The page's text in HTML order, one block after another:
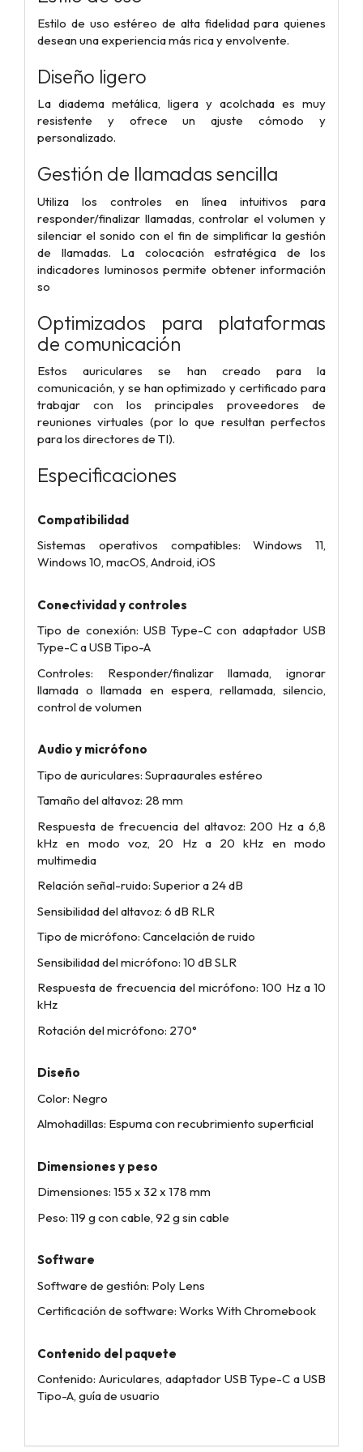
Estilo de uso estéreo de alta fidelidad para quienes
desean una experiencia más rica y envolvente.
Diseño ligero
La diadema metálica, ligera y acolchada es muy
resistente y ofrece un ajuste cómodo y
personalizado.
Gestión de llamadas sencilla
Utiliza los controles en línea intuitivos para
responder/finalizar llamadas, controlar el volumen y
silenciar el sonido con el fin de simplificar la gestión
de llamadas. La colocación estratégica de los
indicadores luminosos permite obtener información
so
Optimizados para plataformas
de comunicación
Estos auriculares se han creado para la
comunicación, y se han optimizado y certificado para
trabajar con los principales proveedores de
reuniones virtuales (por lo que resultan perfectos
para los directores de TI).
Especificaciones
Compatibilidad
Sistemas operativos compatibles: Windows 11,
Windows 10, macOS, Android, iOS
Conectividad y controles
Tipo de conexión: USB Type-C con adaptador USB
Type-C a USB Tipo-A
Controles: Responder/finalizar llamada, ignorar
llamada o llamada en espera, rellamada, silencio,
control de volumen
Audio y micrófono
Tipo de auriculares: Supraaurales estéreo
Tamaño del altavoz: 28 mm
Respuesta de frecuencia del altavoz: 200 Hz a 6,8
kHz en modo voz, 20 Hz a 20 kHz en modo
multimedia
Relación señal-ruido: Superior a 24 dB
Sensibilidad del altavoz: 6 dB RLR
Tipo de micrófono: Cancelación de ruido
Sensibilidad del micrófono: 10 dB SLR
Respuesta de frecuencia del micrófono: 100 Hz a 10
kHz
Rotación del micrófono: 270°
Diseño
Color: Negro
Almohadillas: Espuma con recubrimiento superficial
Dimensiones y peso
Dimensiones: 155 x 32 x 178 mm
Peso: 119 g con cable, 92 g sin cable
Software
Software de gestión: Poly Lens
Certificación de software: Works With Chromebook
Contenido del paquete
Contenido: Auriculares, adaptador USB Type-C a USB
Tipo-A, guía de usuario